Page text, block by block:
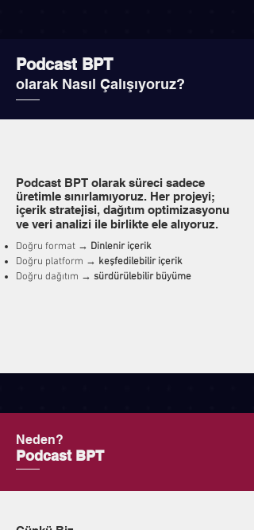
Podcast BPT
olarak Nasıl Çalışıyoruz?
Podcast BPT olarak süreci sadece
üretimle sınırlamıyoruz. Her projeyi;
içerik stratejisi, dağıtım optimizasyonu
ve veri analizi ile birlikte ele alıyoruz.
Doğru format → Dinlenir içerik
Doğru platform → keşfedilebilir içerik
Doğru dağıtım → sürdürülebilir büyüme
Neden?
Podcast BPT